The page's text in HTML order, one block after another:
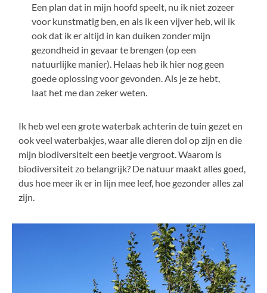
Een plan dat in mijn hoofd speelt, nu ik niet zozeer
voor kunstmatig ben, en als ik een vijver heb, wil ik
ook dat ik er altijd in kan duiken zonder mijn
gezondheid in gevaar te brengen (op een
natuurlijke manier). Helaas heb ik hier nog geen
goede oplossing voor gevonden. Als je ze hebt,
laat het me dan zeker weten.
Ik heb wel een grote waterbak achterin de tuin gezet en
ook veel waterbakjes, waar alle dieren dol op zijn en die
mijn biodiversiteit een beetje vergroot. Waarom is
biodiversiteit zo belangrijk? De natuur maakt alles goed,
dus hoe meer ik er in lijn mee leef, hoe gezonder alles zal
zijn.